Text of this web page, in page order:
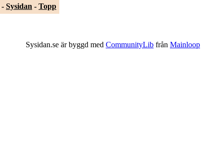
- Sysidan - Topp
Sysidan.se är byggd med CommunityLib från Mainloop